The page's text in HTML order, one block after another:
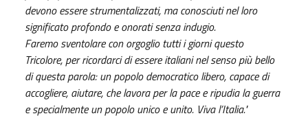
devono essere strumentalizzati, ma conosciuti nel loro
significato profondo e onorati senza indugio.
Faremo sventolare con orgoglio tutti i giorni questo
Tricolore, per ricordarci di essere italiani nel senso più bello
di questa parola: un popolo democratico libero, capace di
accogliere, aiutare, che lavora per la pace e ripudia la guerra
e specialmente un popolo unico e unito. Viva l’Italia."